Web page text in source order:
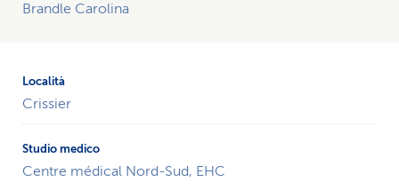
Brandle Carolina
Crissier
Centre médical Nord-Sud, EHC